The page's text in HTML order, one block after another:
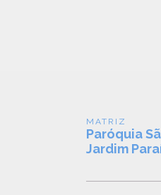
MATRIZ
Paróquia
Jardim